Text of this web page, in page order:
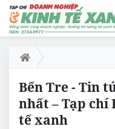
Bến Tre - Tin
nhất – Tạp chí
tế xanh